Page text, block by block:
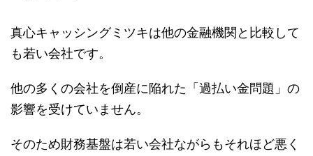
真心キャッシングミツキは他の金融機関と比較して
も若い会社です。
他の多くの会社を倒産に陥れた「過払い金問題」の
影響を受けていません。
そのため財務基盤は若い会社ながらもそれほど悪く